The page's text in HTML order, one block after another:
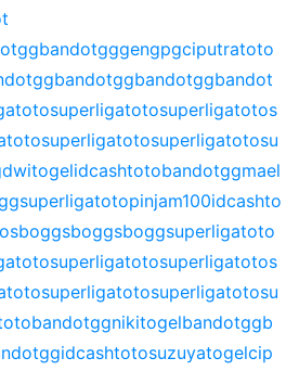
bandotgggengpgciputratoto
bandotggbandotggbandot
superligatotosuperligatotos
superligatotosuperligatotosu
dwitogelidcashtotobandotggmael
superligatotopinjam100idcashto
sboggsboggsboggsuperligatoto
superligatotosuperligatotos
superligatotosuperligatotosu
bandotggnikitogelbandotggb
idcashtotosuzuyatogelcip